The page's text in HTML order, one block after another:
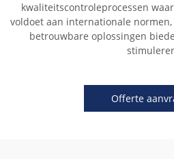
kwaliteitscontroleprocessen
voldoet aan internationale
betrouwbare oplossingen
Offerte